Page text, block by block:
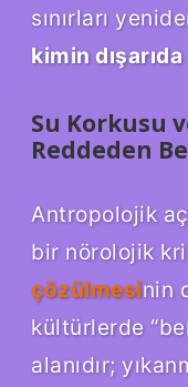
sınırları
kimin dışarıda
Su Korkusu
Reddeden
Antropolojik
bir nörolojik
çözülmesinin
kültürlerde
alanıdır;